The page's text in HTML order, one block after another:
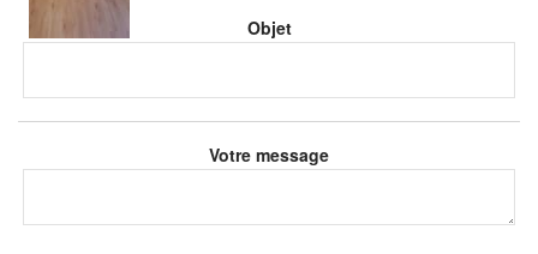
Objet
Votre message